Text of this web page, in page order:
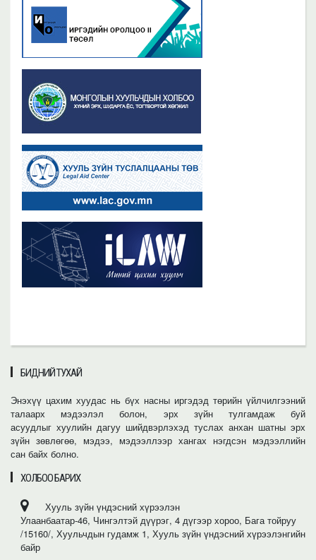
БИДНИЙ ТУХАЙ
Энэхүү цахим хуудас нь бүх насны иргэдэд төрийн үйлчилгээний
талаарх мэдээлэл болон, эрх зүйн тулгамдаж буй
асуудлыг хуулийн дагуу шийдвэрлэхэд туслах анхан шатны эрх
зүйн зөвлөгөө, мэдээ, мэдээллээр хангах нэгдсэн мэдээллийн
сан байх болно.
ХОЛБОО БАРИХ
Хууль зүйн үндэсний хүрээлэн
Улаанбаатар-46, Чингэлтэй дүүрэг, 4 дүгээр хороо, Бага тойруу
/15160/, Хуульчдын гудамж 1, Хууль зүйн үндэсний хүрээлэнгийн
байр